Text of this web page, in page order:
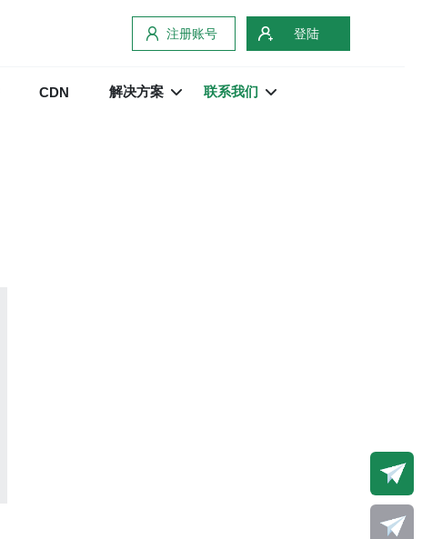
注册账号 登陆
CDN 解决方案 联系我们